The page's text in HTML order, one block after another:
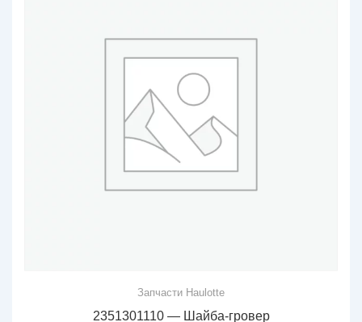
Запчасти Haulotte
2351301110 — Шайба-гровер